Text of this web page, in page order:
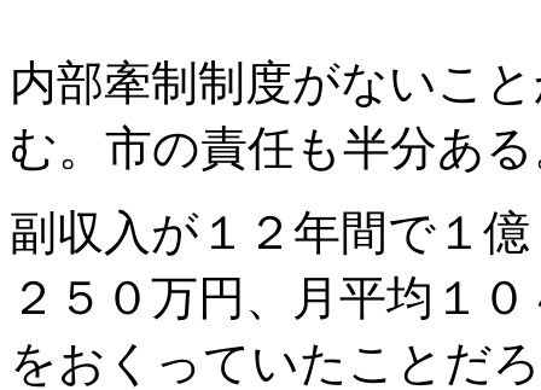
内部牽制制度がないこ
む。市の責任も半分あ
副収入が１２年間で１
２５０万円、月平均１
をおくっていたことだ